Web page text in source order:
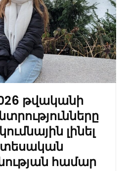
թվականի
լինել
համար